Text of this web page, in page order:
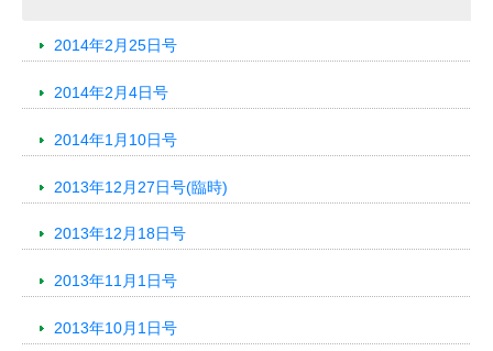
2014年2月25日号
2014年2月4日号
2014年1月10日号
2013年12月27日号(臨時)
2013年12月18日号
2013年11月1日号
2013年10月1日号